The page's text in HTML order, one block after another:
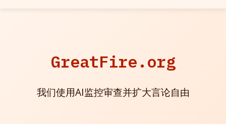
GreatFire.org
我们使用AI监控审查并扩大言论自由